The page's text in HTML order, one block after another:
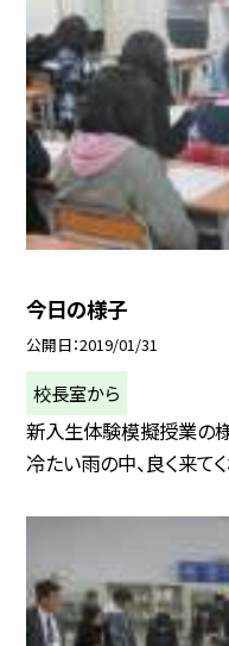
今日の様子
公開日 2019/01/31
校長室から
新入生体験模擬授業の様
冷たい雨の中、良く来て